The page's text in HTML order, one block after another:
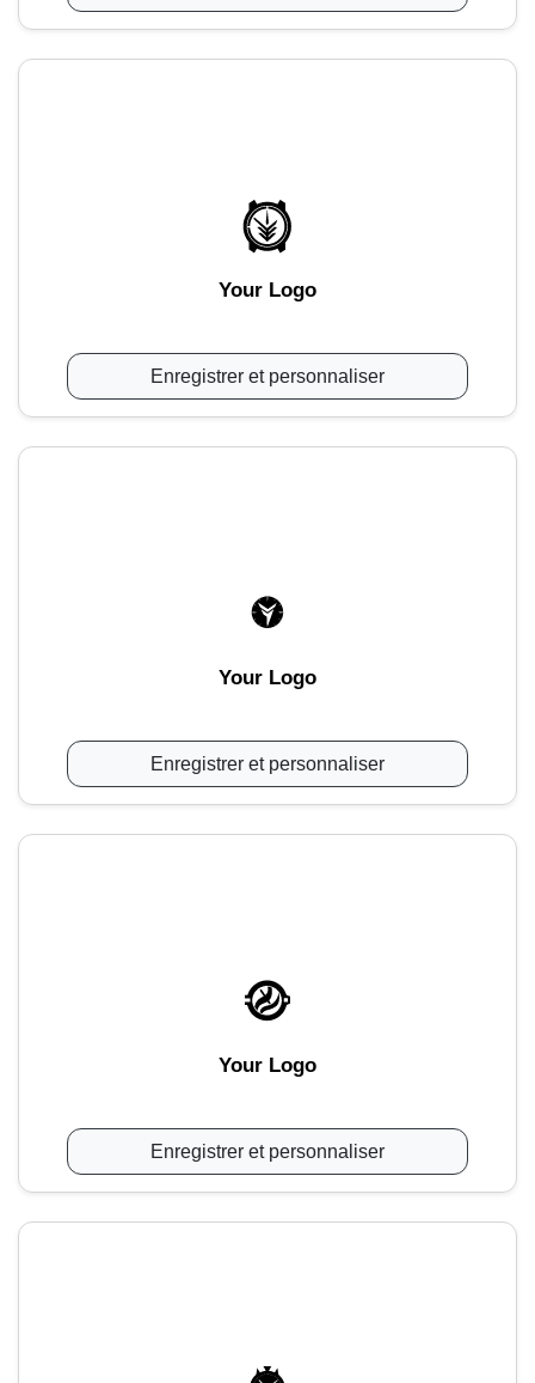
Your Logo
Enregistrer et personnaliser
Your Logo
Enregistrer et personnaliser
Your Logo
Enregistrer et personnaliser